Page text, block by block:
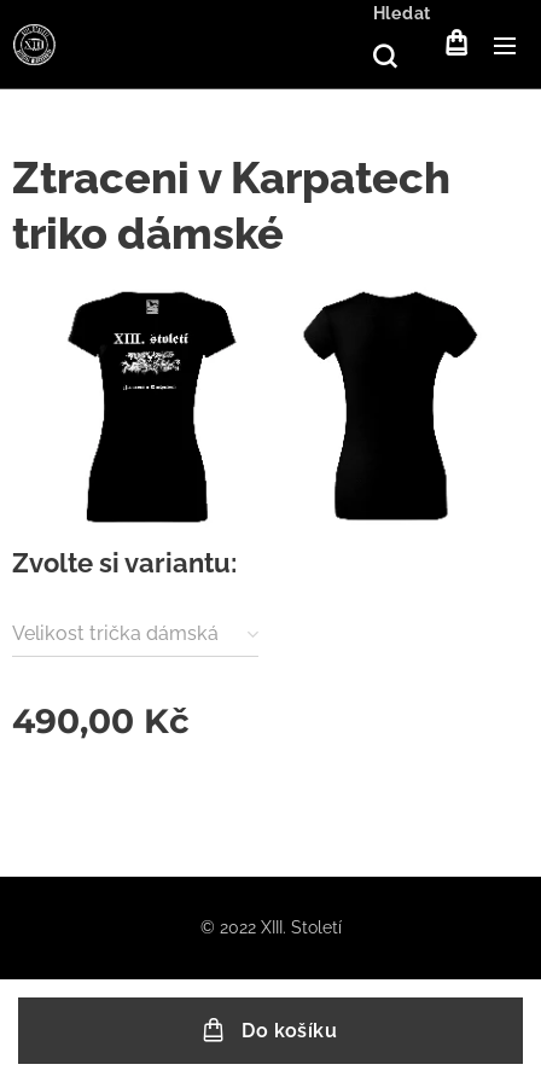
Hledat
Ztraceni v Karpatech
triko dámské
Zvolte si variantu:
Velikost trička dámská
490,00 Kč
Do košíku
© 2022 XIII. Století